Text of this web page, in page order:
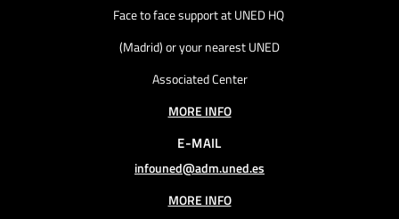
Face to face support at UNED HQ
(Madrid) or your nearest UNED
Associated Center
MORE INFO
E-MAIL
infouned@adm.uned.es
MORE INFO